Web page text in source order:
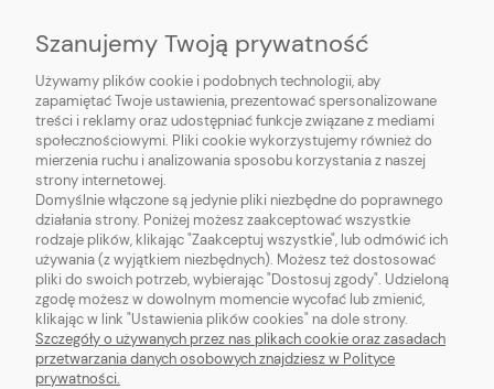
O NAS
MODELE DOMÓW
SPÓŁKA Z OGRANICZONĄ ODPOWIEDZIALNOŚCIĄ
Rondo Organizacji Narodów Zjednoczonych 1, 00-124 Warszawa
NIP: 5252975353; REGON: 526629618, KRS:0001062138
{contact_form}
Szanujemy Twoją prywatność
Używamy plików cookie i podobnych technologii, aby
zapamiętać Twoje ustawienia, prezentować spersonalizowane
treści i reklamy oraz udostępniać funkcje związane z mediami
społecznościowymi. Pliki cookie wykorzystujemy również do
mierzenia ruchu i analizowania sposobu korzystania z naszej
strony internetowej.
Domyślnie włączone są jedynie pliki niezbędne do poprawnego
działania strony. Poniżej możesz zaakceptować wszystkie
rodzaje plików, klikając "Zaakceptuj wszystkie", lub odmówić ich
używania (z wyjątkiem niezbędnych). Możesz też dostosować
pliki do swoich potrzeb, wybierając "Dostosuj zgody". Udzieloną
zgodę możesz w dowolnym momencie wycofać lub zmienić,
klikając w link "Ustawienia plików cookies" na dole strony.
Szczegóły o używanych przez nas plikach cookie oraz zasadach
przetwarzania danych osobowych znajdziesz w Polityce
prywatności.